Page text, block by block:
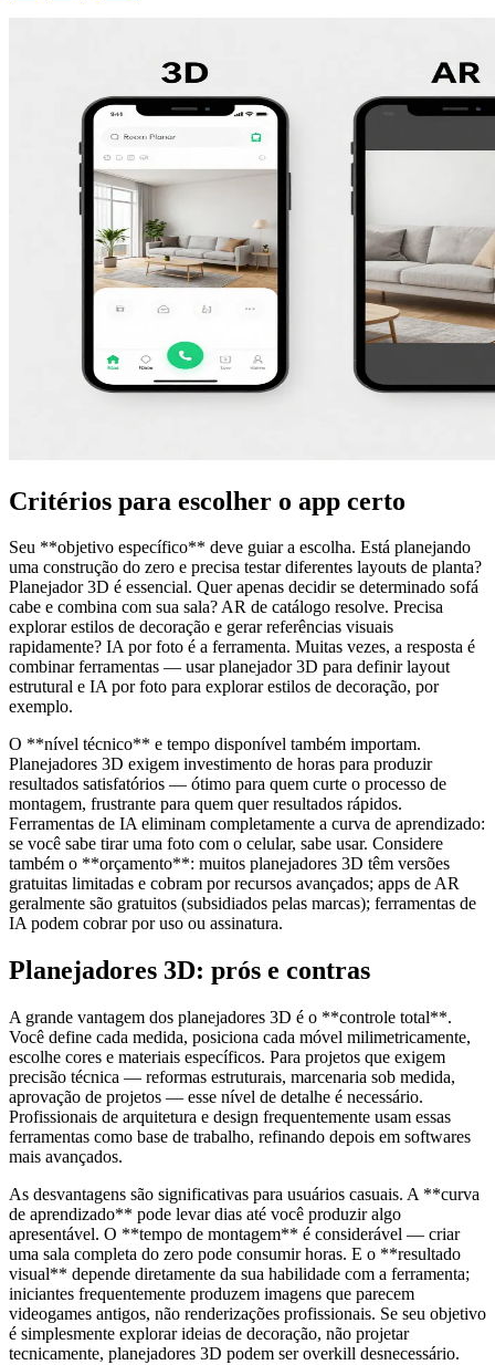
Critérios para escolher o app certo
Seu **objetivo específico** deve guiar a escolha. Está planejando
uma construção do zero e precisa testar diferentes layouts de planta?
Planejador 3D é essencial. Quer apenas decidir se determinado sofá
cabe e combina com sua sala? AR de catálogo resolve. Precisa
explorar estilos de decoração e gerar referências visuais
rapidamente? IA por foto é a ferramenta. Muitas vezes, a resposta é
combinar ferramentas — usar planejador 3D para definir layout
estrutural e IA por foto para explorar estilos de decoração, por
exemplo.
O **nível técnico** e tempo disponível também importam.
Planejadores 3D exigem investimento de horas para produzir
resultados satisfatórios — ótimo para quem curte o processo de
montagem, frustrante para quem quer resultados rápidos.
Ferramentas de IA eliminam completamente a curva de aprendizado:
se você sabe tirar uma foto com o celular, sabe usar. Considere
também o **orçamento**: muitos planejadores 3D têm versões
gratuitas limitadas e cobram por recursos avançados; apps de AR
geralmente são gratuitos (subsidiados pelas marcas); ferramentas de
IA podem cobrar por uso ou assinatura.
Planejadores 3D: prós e contras
A grande vantagem dos planejadores 3D é o **controle total**.
Você define cada medida, posiciona cada móvel milimetricamente,
escolhe cores e materiais específicos. Para projetos que exigem
precisão técnica — reformas estruturais, marcenaria sob medida,
aprovação de projetos — esse nível de detalhe é necessário.
Profissionais de arquitetura e design frequentemente usam essas
ferramentas como base de trabalho, refinando depois em softwares
mais avançados.
As desvantagens são significativas para usuários casuais. A **curva
de aprendizado** pode levar dias até você produzir algo
apresentável. O **tempo de montagem** é considerável — criar
uma sala completa do zero pode consumir horas. E o **resultado
visual** depende diretamente da sua habilidade com a ferramenta;
iniciantes frequentemente produzem imagens que parecem
videogames antigos, não renderizações profissionais. Se seu objetivo
é simplesmente explorar ideias de decoração, não projetar
tecnicamente, planejadores 3D podem ser overkill desnecessário.